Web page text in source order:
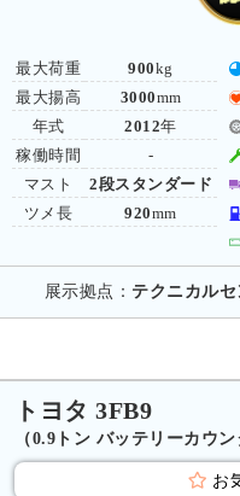
最大荷重
最大揚高
年式
稼働時間
マスト
ツメ長
900kg
3000mm
2012年
-
2段スタンダード
920mm
展示拠点： テクニカル
トヨタ 3FB9
（0.9トン バッテリーカウン
お